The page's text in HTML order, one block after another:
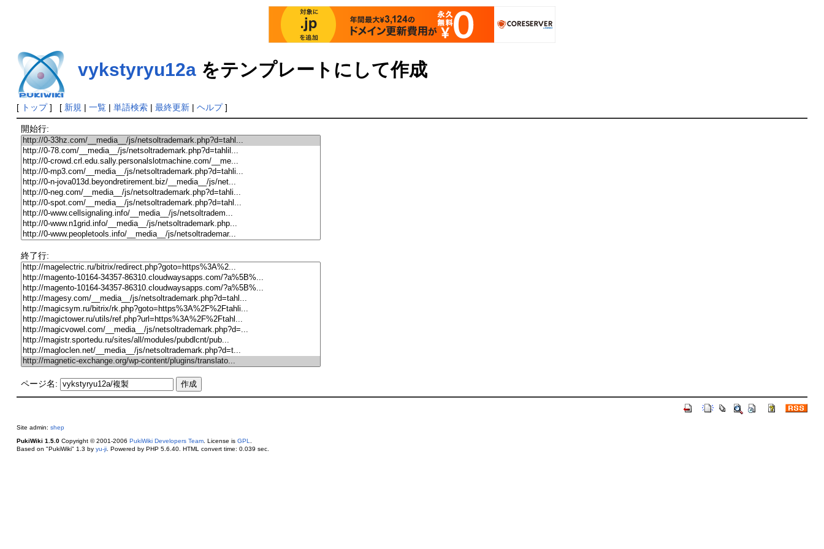
vykstyryu12aをテンプレートにして作成
[ トップ] [ 新規 | 一覧| 単語検索| 最終更新| ヘルプ]
開始行:
終了行:
ページ名:
Site admin: shep
PukiWiki 1.5.0Copyright © 2001-2006 PukiWiki Developers Team. License is GPL
Based on "PukiWiki" 1.3 by yu-ji. Powered by PHP 5.6.40. HTML convert time: 0.039 sec.